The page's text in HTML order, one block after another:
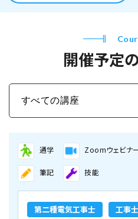
開催予定
通学 Zoomウェビナ
筆記 技能
第二種電気工事士 工事